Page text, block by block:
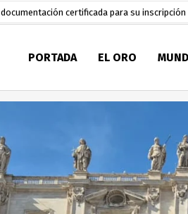
hace 1 día
a la alcaldía de Machala
Nacional de Literatura Eugenio Espejo
fue extinguido por personal de Bomberos
de las Elecciones Seccionales 2027
la Primera Jefatura de Bomberos
para 7.467 aspirantes hace 2 días
patronales con un multitudinario pregón
Centro de Acopio Casa del Pescador
PORTADA EL ORO